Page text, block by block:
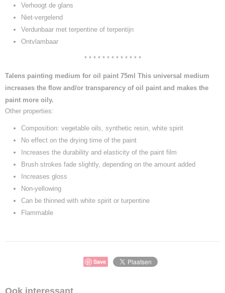
Verhoogt de glans
Niet-vergelend
Verdunbaar met terpentine of terpentijn
Ontvlambaar
* * * * * * * * * * * * *
Talens painting medium for oil paint 75ml This universal medium
increases the flow and/or transparency of oil paint and makes the
paint more oily.
Other properties:
Composition: vegetable oils, synthetic resin, white spirit
No effect on the drying time of the paint
Increases the durability and elasticity of the paint film
Brush strokes fade slightly, depending on the amount added
Increases gloss
Non-yellowing
Can be thinned with white spirit or turpentine
Flammable
Save
Ook interessant